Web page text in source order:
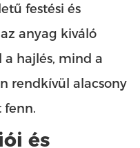
festési és
anyag kiváló
hajlés, mind a
rendkívül alacsony
fenn.
és